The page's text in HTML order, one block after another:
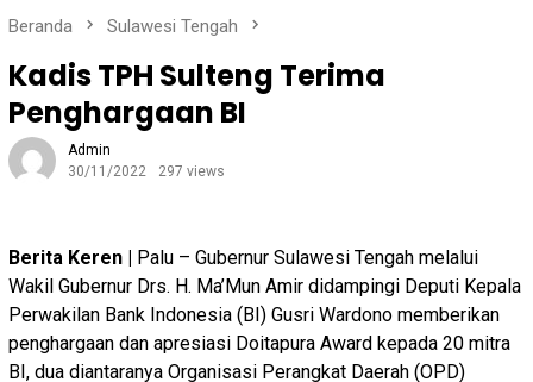
Beranda Sulawesi Tengah
Kadis TPH Sulteng Terima
Penghargaan BI
Admin
30/11/2022
297 views
Berita Keren | Palu – Gubernur Sulawesi Tengah melalui
Wakil Gubernur Drs. H. Ma’Mun Amir didampingi Deputi Kepala
Perwakilan Bank Indonesia (BI) Gusri Wardono memberikan
penghargaan dan apresiasi Doitapura Award kepada 20 mitra
BI, dua diantaranya Organisasi Perangkat Daerah (OPD)